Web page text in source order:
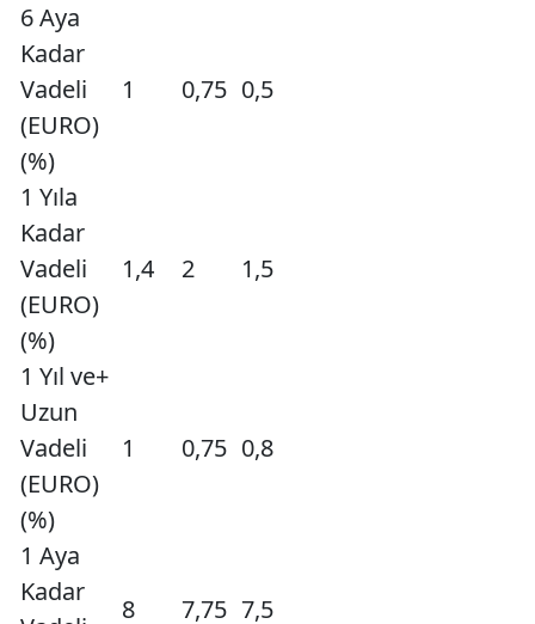
6 Aya
Kadar
Vadeli
(EURO)
(%)
1 0,75 0,5
1 Yıla
Kadar
Vadeli
(EURO)
(%)
1,4 2 1,5
1 Yıl ve+
Uzun
Vadeli
(EURO)
(%)
1 0,75 0,8
1 Aya
Kadar
8 7,75 7,5